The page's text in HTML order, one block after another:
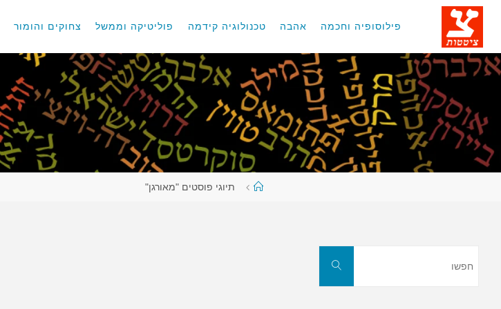
דלגו
פילוסופיה וחכמה אהבה טכנולוגיה קידמה פוליטיקה וממשל צחוקים והומור
עמודתיוגי פוסטים "מאורגן"
חפשו